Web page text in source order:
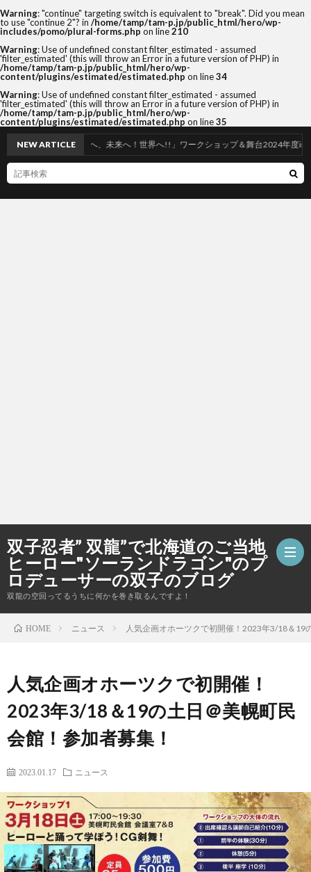
Warning: "continue" targeting switch is equivalent to "break". Did you mean
to use "continue 2"? in /home/tamp/tam-p.jp/public_html/hero/wp-
includes/pomo/plural-forms.php on line210
Warning: Use of undefined constant filter_estimated - assumed
'filter_estimated' (this will throw an Error in a future version of PHP) in
/home/tamp/tam-p.jp/public_html/hero/wp-
content/plugins/estimated/estimated.php on line34
Warning: Use of undefined constant filter_estimated - assumed
'filter_estimated' (this will throw an Error in a future version of PHP) in
/home/tamp/tam-p.jp/public_html/hero/wp-
content/plugins/estimated/estimated.php on line35
双子忍者” 双龍”で北海道のご当地
ヒーロー"ソーランドラゴン"のプ
ロデューサーの双子のブログ
双龍の空回ってるうちに何かを巻き取るんですよ！
ホ
ム
者
フ
ィ
コ
ン
ツ
出
演
問
NEW ARTICLE
も達へ、未来へ！世界へ!!」ワークショップ＆舞台2024年度in札幌開催！
HOME ニュース 人気企画オホーツクで初開催！2023年3/18＆19
人気企画オホーツクで初開催！
2023年3/18＆19の土日＠美幌町民
会館！参加者募集！
2023.01.17 ニュース